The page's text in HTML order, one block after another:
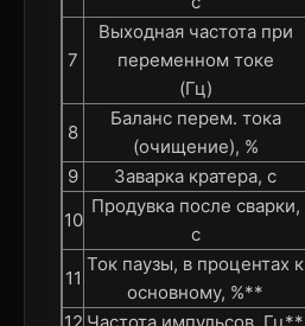
7
Выходная частота при
переменном токе
(Гц)
8
Баланс перем. тока
(очищение), %
9
Заварка кратера, с
10
Продувка после сварки,
с
11
Ток паузы, в процентах к
основному, %**